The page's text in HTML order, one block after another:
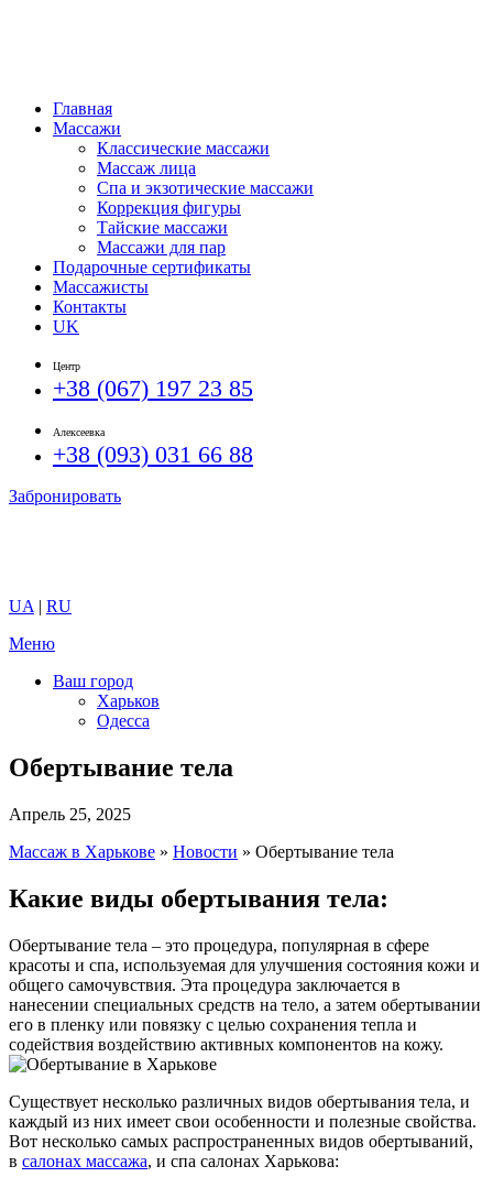
Главная
Массажи
Классические массажи
Массаж лица
Спа и экзотические массажи
Коррекция фигуры
Тайские массажи
Массажи для пар
Подарочные сертификаты
Массажисты
Контакты
UK
Центр
+38 (067) 197 23 85
Алексеевка
+38 (093) 031 66 88
Забронировать
UA | RU
Меню
Ваш город
Харьков
Одесса
Обертывание тела
Апрель 25, 2025
Массаж в Харькове » Новости » Обертывание тела
Какие виды обертывания тела:
Обертывание тела – это процедура, популярная в сфере
красоты и спа, используемая для улучшения состояния кожи и
общего самочувствия. Эта процедура заключается в
нанесении специальных средств на тело, а затем обертывании
его в пленку или повязку с целью сохранения тепла и
содействия воздействию активных компонентов на кожу.
Существует несколько различных видов обертывания тела, и
каждый из них имеет свои особенности и полезные свойства.
Вот несколько самых распространенных видов обертываний,
в салонах массажа, и спа салонах Харькова: